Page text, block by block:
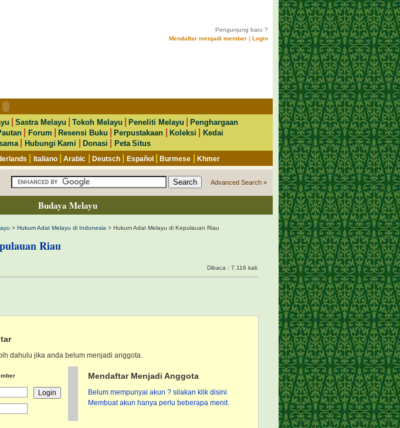
Pengunjung baru ?
Mendaftar menjadi member | Login
|Sastra Melayu |Tokoh Melayu |Peneliti Melayu |Penghargaan
| Forum |Resensi Buku |Perpustakaan Koleksi
Kedai
Hubungi Kami Donasi Peta Situs
Italiano|Arabic Deutsch| Español|Burmese Khmer
Advanced Search »
Budaya Melayu
> Hukum Adat Melayu di Indonesia > Hukum Adat Melayu di Kepulauan Riau
Riau
Dibaca : 7.116 kali.
dahulu jika anda belum menjadi anggota.
Mendaftar Menjadi Anggota
Belum mempunyai akun ? silakan klik disini
Membuat akun hanya perlu beberapa menit.